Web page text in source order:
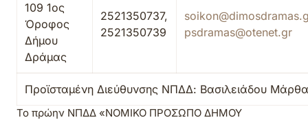
109 1ος
Όροφος
Δήμου
Δράμας
2521350737,
2521350739
psdramas@otenet.gr
Προϊσταμένη Διεύθυνσης ΝΠΔΔ: Βασιλειάδου
To πρώην ΝΠΔΔ «ΝΟΜΙΚΟ ΠΡΟΣΩΠΟ ΔΗΜΟΥ